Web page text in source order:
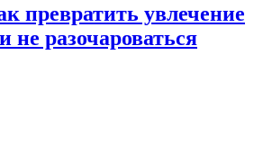
превратить увлечение
не разочароваться